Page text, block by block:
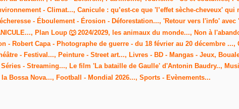
- Climat..., Canicule : qu’est-ce que 'l’effet sèche-cheveux' qui
- Éboulement - Érosion - Déforestation..., 'Retour vers l'info' avec
Plan Loup 🐺 2024/2029, les animaux du monde..., Non à
Robert Capa - Photographe de guerre - du 18 février au 20 décembre ...,
- Festival..., Peinture - Street art..., Livres - BD - Mangas - Jeux,
- Streaming..., Le film 'La bataille de Gaulle' d'Antonin Baudry..,
Bossa Nova..., Football - Mondial 2026..., Sports - Evènements...